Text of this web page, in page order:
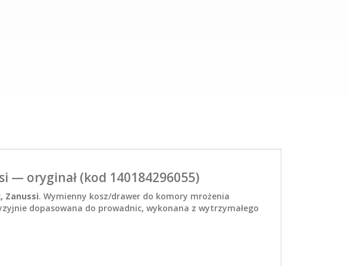
— oryginał (kod 140184296055)
Zanussi. Wymienny kosz/drawer do komory mrożenia
dopasowana do prowadnic, wykonana z wytrzymałego